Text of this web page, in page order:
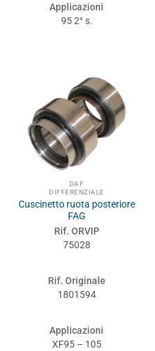
Applicazioni
95 2° s.
DAF
DIFFERENZIALE
Cuscinetto ruota posteriore
FAG
Rif. ORVIP
75028
Rif. Originale
1801594
Applicazioni
XF95 – 105